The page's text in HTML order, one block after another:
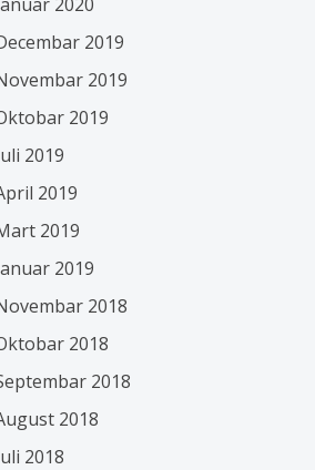
2019
2019
2019
2019
2019
2019
2019
2018
2018
2018
2018
2018